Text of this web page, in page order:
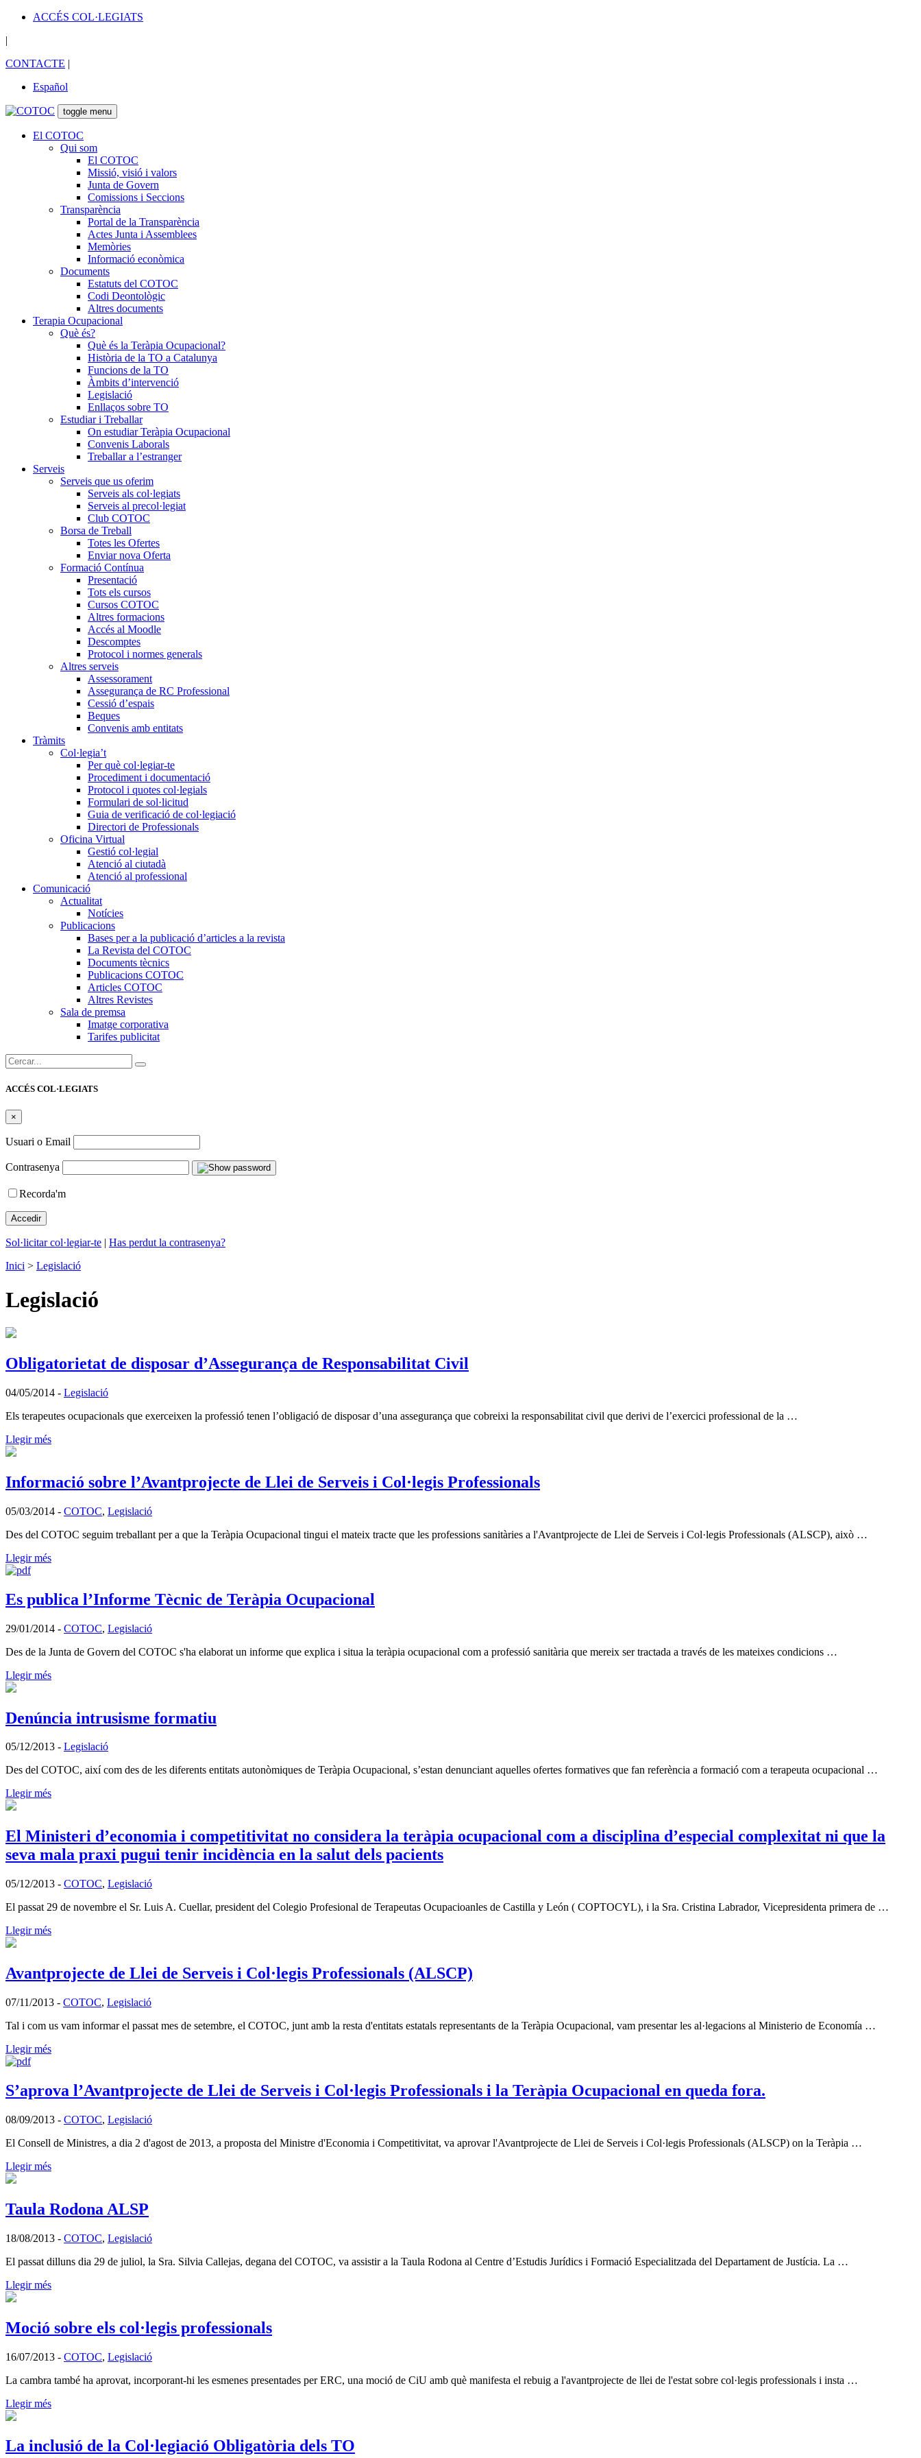
ACCÉS COL·LEGIATS
|
CONTACTE |
Español
toggle menu
El COTOC
Qui som
El COTOC
Missió, visió i valors
Junta de Govern
Comissions i Seccions
Transparència
Portal de la Transparència
Actes Junta i Assemblees
Memòries
Informació econòmica
Documents
Estatuts del COTOC
Codi Deontològic
Altres documents
Terapia Ocupacional
Què és?
Què és la Teràpia Ocupacional?
Història de la TO a Catalunya
Funcions de la TO
Àmbits d’intervenció
Legislació
Enllaços sobre TO
Estudiar i Treballar
On estudiar Teràpia Ocupacional
Convenis Laborals
Treballar a l’estranger
Serveis
Serveis que us oferim
Serveis als col·legiats
Serveis al precol·legiat
Club COTOC
Borsa de Treball
Totes les Ofertes
Enviar nova Oferta
Formació Contínua
Presentació
Tots els cursos
Cursos COTOC
Altres formacions
Accés al Moodle
Descomptes
Protocol i normes generals
Altres serveis
Assessorament
Assegurança de RC Professional
Cessió d’espais
Beques
Convenis amb entitats
Tràmits
Col·legia’t
Per què col·legiar-te
Procediment i documentació
Protocol i quotes col·legials
Formulari de sol·licitud
Guia de verificació de col·legiació
Directori de Professionals
Oficina Virtual
Gestió col·legial
Atenció al ciutadà
Atenció al professional
Comunicació
Actualitat
Notícies
Publicacions
Bases per a la publicació d’articles a la revista
La Revista del COTOC
Documents tècnics
Publicacions COTOC
Articles COTOC
Altres Revistes
Sala de premsa
Imatge corporativa
Tarifes publicitat
Cercar:
ACCÉS COL·LEGIATS
×
Usuari o Email
Contrasenya
Recorda'm
Sol·licitar col·legiar-te | Has perdut la contrasenya?
Inici > Legislació
Legislació
Obligatorietat de disposar d’Assegurança de Responsabilitat Civil
04/05/2014 - Legislació
Els terapeutes ocupacionals que exerceixen la professió tenen l’obligació de disposar d’una assegurança que cobreixi la responsabilitat civil que derivi de l’exercici professional de la …
Llegir més
Informació sobre l’Avantprojecte de Llei de Serveis i Col·legis Professionals
05/03/2014 - COTOC, Legislació
Des del COTOC seguim treballant per a que la Teràpia Ocupacional tingui el mateix tracte que les professions sanitàries a l'Avantprojecte de Llei de Serveis i Col·legis Professionals (ALSCP), això …
Llegir més
Es publica l’Informe Tècnic de Teràpia Ocupacional
29/01/2014 - COTOC, Legislació
Des de la Junta de Govern del COTOC s'ha elaborat un informe que explica i situa la teràpia ocupacional com a professió sanitària que mereix ser tractada a través de les mateixes condicions …
Llegir més
Denúncia intrusisme formatiu
05/12/2013 - Legislació
Des del COTOC, així com des de les diferents entitats autonòmiques de Teràpia Ocupacional, s’estan denunciant aquelles ofertes formatives que fan referència a formació com a terapeuta ocupacional …
Llegir més
El Ministeri d’economia i competitivitat no considera la teràpia ocupacional com a disciplina d’especial complexitat ni que la
seva mala praxi pugui tenir incidència en la salut dels pacients
05/12/2013 - COTOC, Legislació
El passat 29 de novembre el Sr. Luis A. Cuellar, president del Colegio Profesional de Terapeutas Ocupacioanles de Castilla y León ( COPTOCYL), i la Sra. Cristina Labrador, Vicepresidenta primera de …
Llegir més
Avantprojecte de Llei de Serveis i Col·legis Professionals (ALSCP)
07/11/2013 - COTOC, Legislació
Tal i com us vam informar el passat mes de setembre, el COTOC, junt amb la resta d'entitats estatals representants de la Teràpia Ocupacional, vam presentar les al·legacions al Ministerio de Economía …
Llegir més
S’aprova l’Avantprojecte de Llei de Serveis i Col·legis Professionals i la Teràpia Ocupacional en queda fora.
08/09/2013 - COTOC, Legislació
El Consell de Ministres, a dia 2 d'agost de 2013, a proposta del Ministre d'Economia i Competitivitat, va aprovar l'Avantprojecte de Llei de Serveis i Col·legis Professionals (ALSCP) on la Teràpia …
Llegir més
Taula Rodona ALSP
18/08/2013 - COTOC, Legislació
El passat dilluns dia 29 de juliol, la Sra. Silvia Callejas, degana del COTOC, va assistir a la Taula Rodona al Centre d’Estudis Jurídics i Formació Especialitzada del Departament de Justícia. La …
Llegir més
Moció sobre els col·legis professionals
16/07/2013 - COTOC, Legislació
La cambra també ha aprovat, incorporant-hi les esmenes presentades per ERC, una moció de CiU amb què manifesta el rebuig a l'avantprojecte de llei de l'estat sobre col·legis professionals i insta …
Llegir més
La inclusió de la Col·legiació Obligatòria dels TO